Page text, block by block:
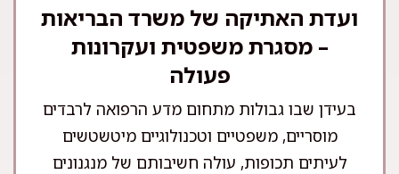
ועדת האתיקה של משרד הבריאות
– מסגרת משפטית ועקרונות
פעולה
בעידן שבו גבולות מתחום מדע הרפואה לרבדים
מוסריים, משפטיים וטכנולוגיים מיטשטשים
לעיתים תכופות, עולה חשיבותם של מנגנונים